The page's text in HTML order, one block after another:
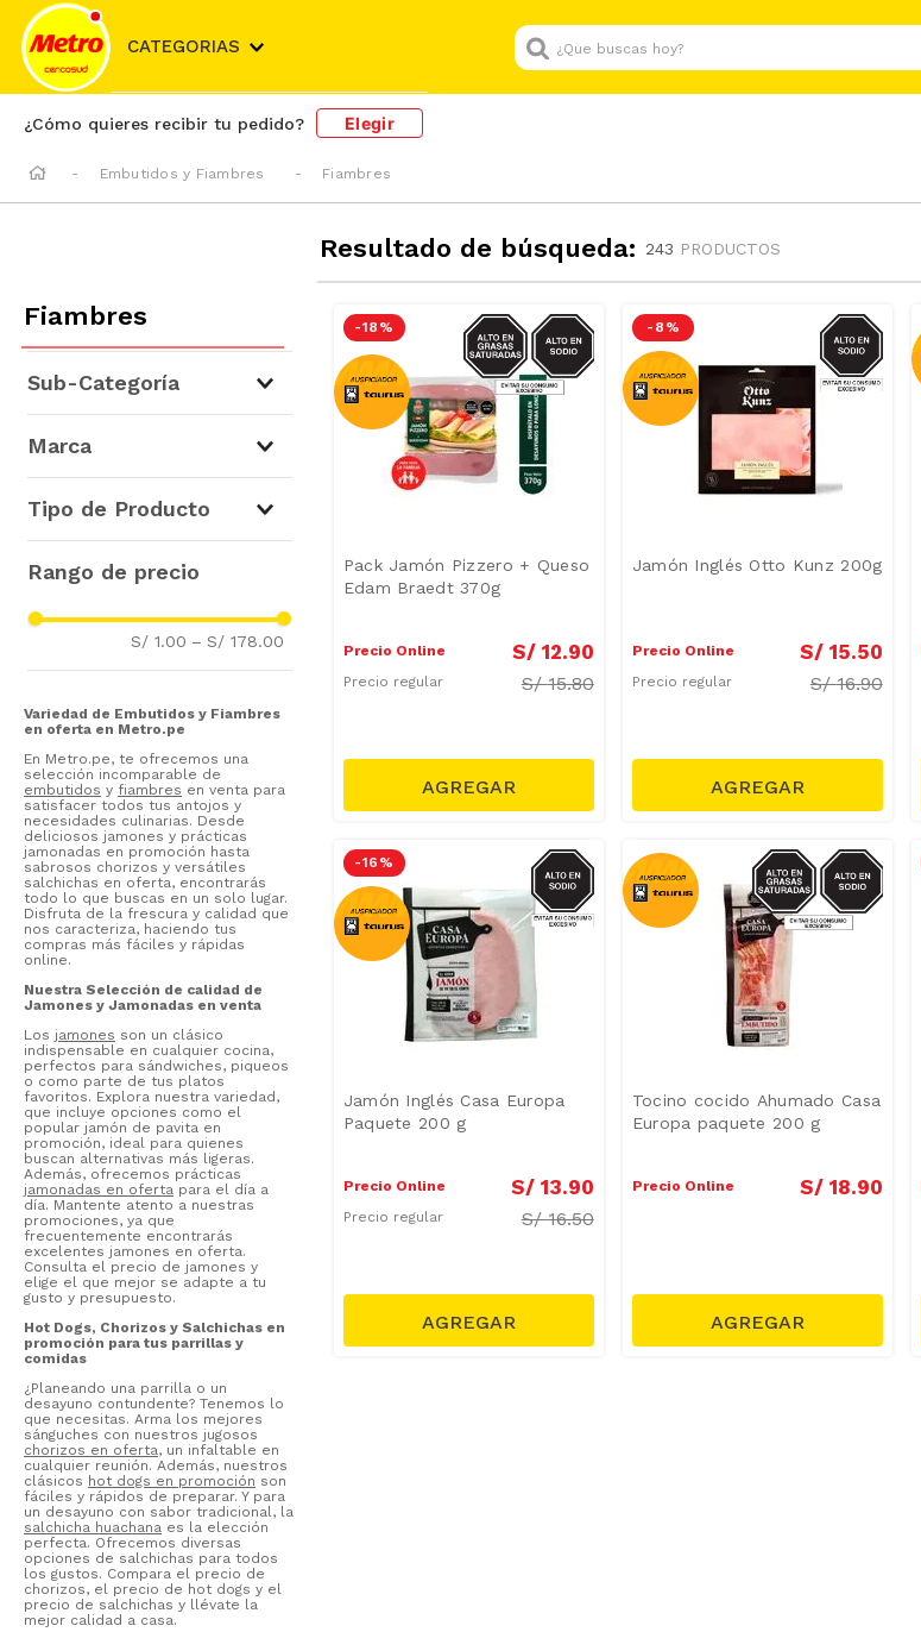
CATEGORIAS
¿Que buscas hoy?
¿Cómo quieres recibir tu pedido? Elegir
Embutidos y Fiambres Fiambres
Resultado de búsqueda: 243 PRODUCTOS
Fiambres
Sub-Categoría
Tablas y Piqueos
Prensados y Madurados (1)
Marca
Otto Kunz (36)
Casa Europa (23)
Salchicheria Alemana (17)
Zimmermann (15)
Suiza (14)
San Fernando (14)
Cuisine & Co (12)
Razzeto (9)
Mostrar 16 más
Tipo de Producto
Jamón de Cerdo (48)
Jamón de Pollo (14)
Tocino Ahumado (13)
Chicharrones de Prensa (13)
Jamón de Pavita
Salchichas (10)
Mortadela de Cerdo (9)
Jamón de Pavo (8)
Salame (7)
Pechuga de Pavo (5)
Mostrar 10 más
S/ 1.00 – S/ 178.00
Variedad de Embutidos y Fiambres
en oferta en Metro.pe
En Metro.pe, te ofrecemos una
selección incomparable de
embutidos y fiambres en venta para
satisfacer todos tus antojos y
necesidades culinarias. Desde
deliciosos jamones y prácticas
jamonadas en promoción hasta
sabrosos chorizos y versátiles
salchichas en oferta, encontrarás
todo lo que buscas en un solo lugar.
Disfruta de la frescura y calidad que
nos caracteriza, haciendo tus
compras más fáciles y rápidas
online.
Nuestra Selección de calidad de
Jamones y Jamonadas en venta
Los jamones son un clásico
indispensable en cualquier cocina,
perfectos para sándwiches, piqueos
o como parte de tus platos
favoritos. Explora nuestra variedad,
que incluye opciones como el
popular jamón de pavita en
promoción, ideal para quienes
buscan alternativas más ligeras.
Además, ofrecemos prácticas
jamonadas en oferta para el día a
día. Mantente atento a nuestras
promociones, ya que
frecuentemente encontrarás
excelentes jamones en oferta.
Consulta el precio de jamones y
elige el que mejor se adapte a tu
gusto y presupuesto.
Hot Dogs, Chorizos y Salchichas en
promoción para tus parrillas y
comidas
¿Planeando una parrilla o un
desayuno contundente? Tenemos lo
que necesitas. Arma los mejores
sánguches con nuestros jugosos
chorizos en oferta, un infaltable en
cualquier reunión. Además, nuestros
clásicos hot dogs en promoción son
fáciles y rápidos de preparar. Y para
un desayuno con sabor tradicional, la
salchicha huachana es la elección
perfecta. Ofrecemos diversas
opciones de salchichas para todos
los gustos. Compara el precio de
chorizos, el precio de hot dogs y el
precio de salchichas y llévate la
mejor calidad a casa.
-18 %
SODIO/GRASAS-
SAT
Pack Jamón Pizzero + Queso
Edam Braedt 370g
Precio Online S/ 12.90
Precio regular S/15.80
- 8 % SODIO
Jamón Inglés Otto Kunz 200g
Precio Online S/ 15.50
Precio regular S/16.90
-16 % SODIO
Jamón Inglés Casa Europa
Paquete 200 g
Precio Online S/ 13.90
Precio regular S/16.50
SODIO/GRASAS-
SAT
Tocino cocido Ahumado Casa
Europa paquete 200 g
Precio Online S/ 18.90